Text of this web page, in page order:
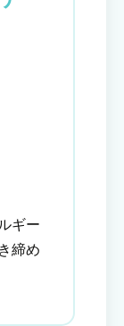
ギー
締め